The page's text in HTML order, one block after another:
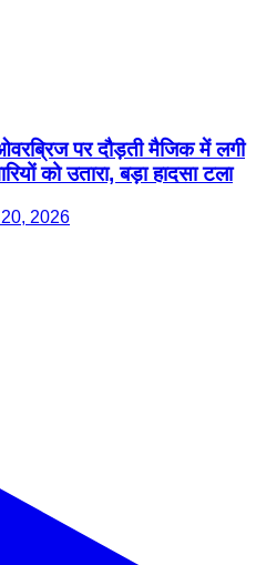
पर दौड़ती मैजिक में लगी
को उतारा, बड़ा हादसा टला
2026